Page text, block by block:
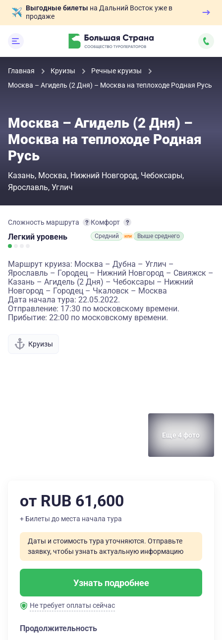
Выгодные билеты на Дальний Восток уже в
продаже
Главная Круизы
Речные круизы
Москва – Агидель (2 Дня) – Москва на теплоходе Родная Русь
Москва – Агидель (2 Дня) –
Москва на теплоходе Родная
Русь
Казань Москва Нижний Новгород Чебоксары
Ярославль Углич
Сложность маршрута
Легкий уровень
Комфорт
Средний Выше среднего
Маршрут круиза: Москва – Дубна – Углич –
Ярославль – Городец – Нижний Новгород – Свияжск –
Казань – Агидель (2 Дня) – Чебоксары – Нижний
Новгород – Городец – Чкаловск – Москва
Дата начала тура: 22.05.2022.
Отправление: 17:30 по московскому времени.
Прибытие: 22:00 по московскому времени.
Круизы
Еще 4 фото
от RUB 61,600
+ Билеты до места начала тура
Даты и стоимость тура уточняются. Отправьте
заявку, чтобы узнать актуальную информацию
Узнать подробнее
Не требует оплаты сейчас
Продолжительность